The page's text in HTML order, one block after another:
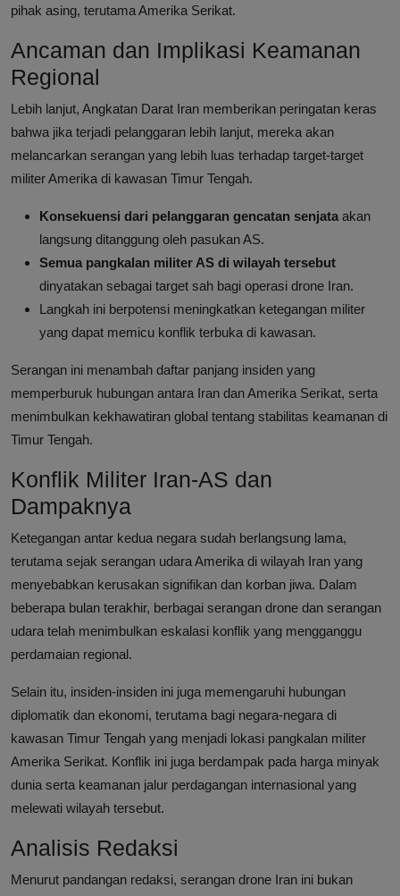
pihak asing, terutama Amerika Serikat.
Ancaman dan Implikasi Keamanan
Regional
Lebih lanjut, Angkatan Darat Iran memberikan peringatan keras
bahwa jika terjadi pelanggaran lebih lanjut, mereka akan
melancarkan serangan yang lebih luas terhadap target-target
militer Amerika di kawasan Timur Tengah.
Konsekuensi dari pelanggaran gencatan senjata akan
langsung ditanggung oleh pasukan AS.
Semua pangkalan militer AS di wilayah tersebut
dinyatakan sebagai target sah bagi operasi drone Iran.
Langkah ini berpotensi meningkatkan ketegangan militer
yang dapat memicu konflik terbuka di kawasan.
Serangan ini menambah daftar panjang insiden yang
memperburuk hubungan antara Iran dan Amerika Serikat, serta
menimbulkan kekhawatiran global tentang stabilitas keamanan di
Timur Tengah.
Konflik Militer Iran-AS dan
Dampaknya
Ketegangan antar kedua negara sudah berlangsung lama,
terutama sejak serangan udara Amerika di wilayah Iran yang
menyebabkan kerusakan signifikan dan korban jiwa. Dalam
beberapa bulan terakhir, berbagai serangan drone dan serangan
udara telah menimbulkan eskalasi konflik yang mengganggu
perdamaian regional.
Selain itu, insiden-insiden ini juga memengaruhi hubungan
diplomatik dan ekonomi, terutama bagi negara-negara di
kawasan Timur Tengah yang menjadi lokasi pangkalan militer
Amerika Serikat. Konflik ini juga berdampak pada harga minyak
dunia serta keamanan jalur perdagangan internasional yang
melewati wilayah tersebut.
Analisis Redaksi
Menurut pandangan redaksi, serangan drone Iran ini bukan